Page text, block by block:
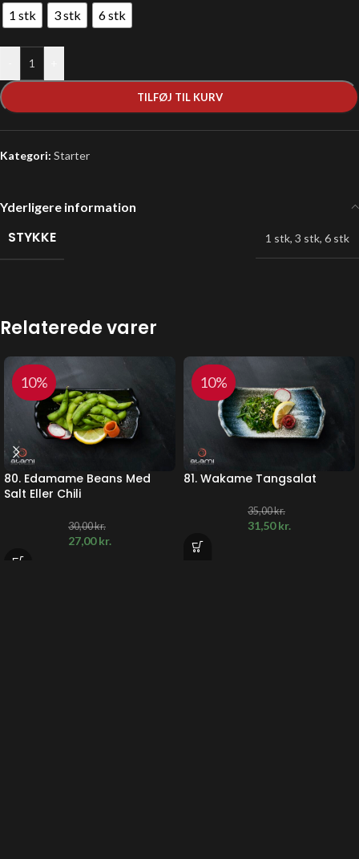
1 stk
3 stk 6 stk
TILFØJ TIL KURV
Kategori: Starter
Yderligere information
STYKKE 1 stk, 3 stk, 6 stk
Relaterede varer
10%
80. Edamame Beans Med
Salt Eller Chili
30,00kr.
27,00kr.
10%
81. Wakame Tangsalat
35,00kr.
31,50kr.